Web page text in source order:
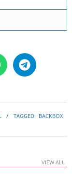
TAGGED: BACKBOX
VIEW ALL